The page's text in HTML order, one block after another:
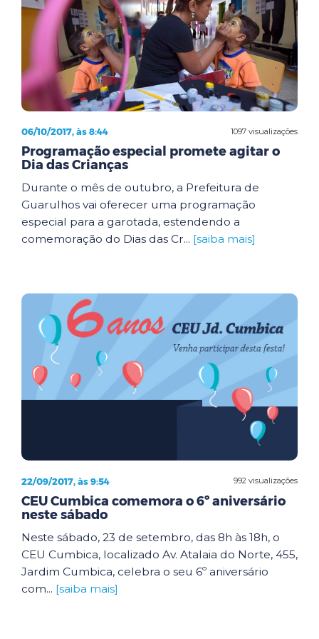
1097 visualizações
06/10/2017, às 8:44
Programação especial promete agitar o
Dia das Crianças
Durante o mês de outubro, a Prefeitura de
Guarulhos vai oferecer uma programação
especial para a garotada, estendendo a
comemoração do Dias das Cr... [saiba mais]
992 visualizações
22/09/2017, às 9:54
CEU Cumbica comemora o 6º aniversário
neste sábado
Neste sábado, 23 de setembro, das 8h às 18h, o
CEU Cumbica, localizado Av. Atalaia do Norte, 455,
Jardim Cumbica, celebra o seu 6º aniversário
com... [saiba mais]